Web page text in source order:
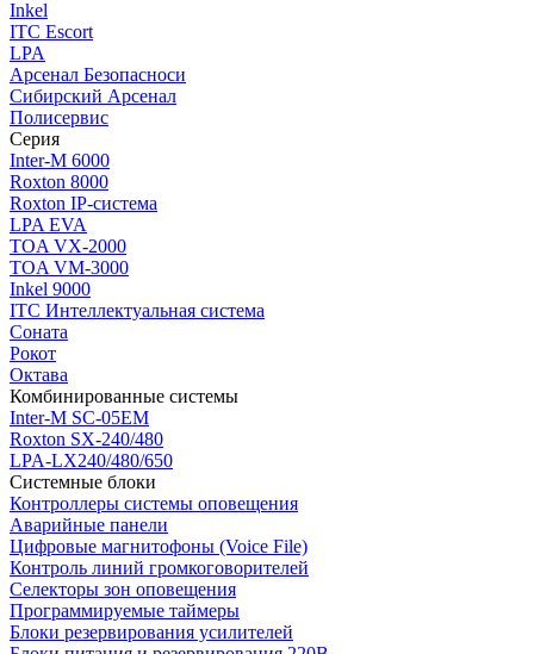
Inkel
ITC Escort
LPA
Арсенал Безопасноси
Сибирский Арсенал
Полисервис
Серия
Inter-M 6000
Roxton 8000
Roxton IP-система
LPA EVA
TOA VX-2000
TOA VM-3000
Inkel 9000
ITC Интеллектуальная система
Соната
Рокот
Октава
Комбинированные системы
Inter-M SC-05EM
Roxton SX-240/480
LPA-LX240/480/650
Системные блоки
Контроллеры системы оповещения
Аварийные панели
Цифровые магнитофоны (Voice File)
Контроль линий громкоговорителей
Селекторы зон оповещения
Программируемые таймеры
Блоки резервирования усилителей